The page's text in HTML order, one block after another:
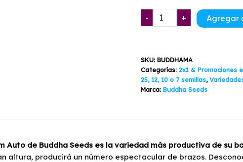
-
Magnum
Auto
4-
50
Semillas
+ Agregar
SKU: BUDDHAMA
Categorías: 2x1 & Promociones
25, 12, 10 o 7 semillas,
Marca: Buddha Seeds
Auto de Buddha Seeds es la variedad más productiva de su
altura, producirá un número espectacular de brazos.